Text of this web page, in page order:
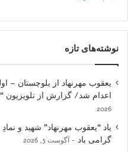
نوشته‌های تازه
یعقوب مهرنهاد از بلوچستان –
اعدام شد/ گزارش از تلویزیون
2026
یاد “یعقوب مهرنهاد” شهید و
گرامی باد
آگوست 3, 2026